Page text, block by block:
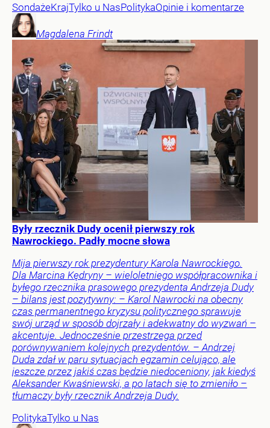
SondażeKrajTylko u NasPolitykaOpinie i komentarze
Magdalena Frindt
Były rzecznik Dudy ocenił pierwszy rok
Nawrockiego. Padły mocne słowa
Mija pierwszy rok prezydentury Karola Nawrockiego.
Dla Marcina Kędryny – wieloletniego współpracownika i
byłego rzecznika prasowego prezydenta Andrzeja Dudy
– bilans jest pozytywny: – Karol Nawrocki na obecny
czas permanentnego kryzysu politycznego sprawuje
swój urząd w sposób dojrzały i adekwatny do wyzwań –
akcentuje. Jednocześnie przestrzega przed
porównywaniem kolejnych prezydentów. – Andrzej
Duda zdał w paru sytuacjach egzamin celująco, ale
jeszcze przez jakiś czas będzie niedoceniony, jak kiedyś
Aleksander Kwaśniewski, a po latach się to zmieniło –
tłumaczy były rzecznik Andrzeja Dudy.
PolitykaTylko u Nas